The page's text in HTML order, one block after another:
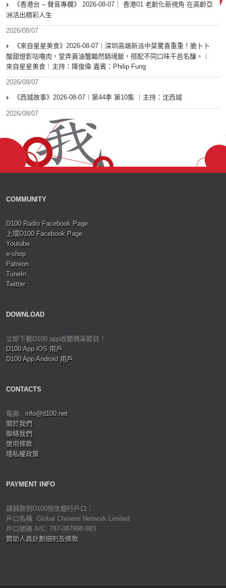
《香港台 – 聲音專欄》 2026-08-07｜ 香港01 老齡化新視角 在高齡亞
洲活出精彩人生
2026/08/07
《來自星星美食》2026-08-07︱深圳高端新派中菜驚喜重重！脆卜卜
酸甜燈影咕嚕肉，堂弄黃油蟹黯然銷魂飯，搭配不同口味干邑名釀。︱
來自星星美食︱主持：陳俊偉 嘉賓：Philip Fung
2026/08/07
《西城故事》2026-08-07︱第44季 第10集 ︱主持：沈西城
2026/08/07
COMMUNITY
D100 Radio Facebook Page
上環D100 Facebook Page
Youtube
e-shop
Patreon
TuneIn
Twitter
DOWNLOAD
立即下載D100 app收聽精采節目！
D100 App iOS 用戶
D100 App Android 用戶
CONTACTS
電郵 : info@d100.net
關於我們
聯絡我們
使用條款
隱私權政策
PAYMENT INFO
請捐款到D100恒生銀行戶口：
戶口名稱: Global Chinese Network Limited
戶口號碼 A/C: 787-087998-883
贊助人員計劃細則及條款